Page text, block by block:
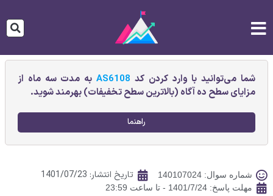
شما می‌توانید با وارد کردن کد AS6108به مدت سه ماه از
مزایای سطح ده آگاه (بالاترین سطح تخفیفات) بهرمند شوید.
راهنما
شماره سوال: 140107024 تاریخ انتشار: 1401/07/23
مهلت پاسخ: 1401/7/24 - تا ساعت 23:59